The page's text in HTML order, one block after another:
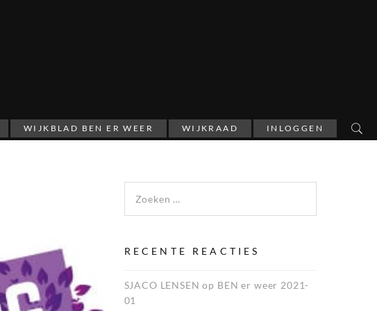
WIJKBLAD BEN ER WEER WIJKRAAD INLOGGEN
RECENTE REACTIES
SJACO LENSEN op BEN er weer 2021-
01